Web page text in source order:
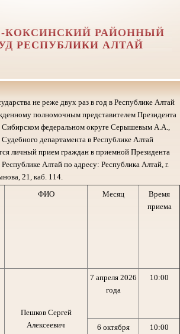
КОКСИНСКИЙ РАЙОННЫЙ
РЕСПУБЛИКИ АЛТАЙ
не реже двух раз в год в Республике Алтай
полномочным представителем Президента
Сибирском федеральном округе Серышевым А.А.,
департамента в Республике Алтай
личный прием граждан в приемной Президента
Алтай по адресу: Республика Алтай, г.
21, каб. 114.
ФИО Месяц
Время
приема
Пешков Сергей
Алексеевич
7 апреля 2026
года
10:00
6 октября
10:00